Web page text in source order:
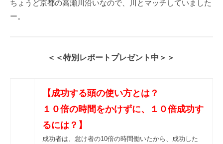
ちょうど京都の高瀬川沿いなので、川とマッチしていました
ー。
＜＜特別レポートプレゼント中＞＞
【成功する頭の使い方とは？
１０倍の時間をかけずに、１０倍成功す
るには？】
成功者は、怠け者の10倍の時間働いたから、成功した